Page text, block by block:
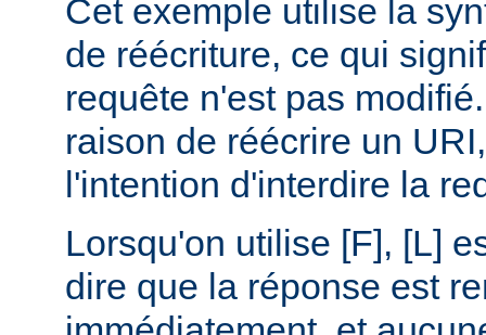
Cet exemple utilise la
de réécriture, ce qui
requête n'est pas
raison de réécrire un
l'intention d'interdire la
Lorsqu'on utilise [F], [L]
dire que la réponse est